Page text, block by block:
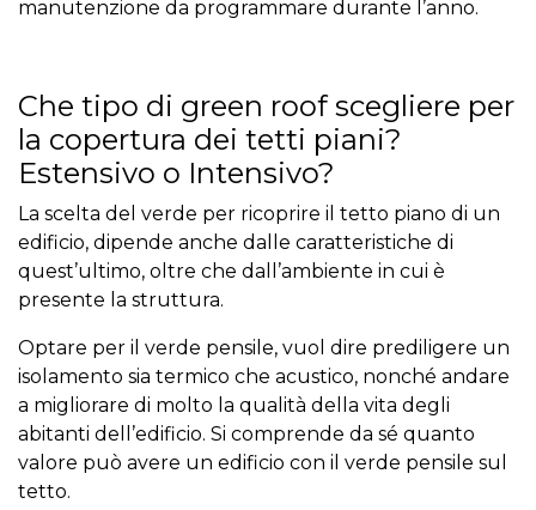
manutenzione da programmare durante l’anno.
Che tipo di green roof scegliere per
la copertura dei tetti piani?
Estensivo o Intensivo?
La scelta del verde per ricoprire il tetto piano di un
edificio, dipende anche dalle caratteristiche di
quest’ultimo, oltre che dall’ambiente in cui è
presente la struttura.
Optare per il verde pensile, vuol dire prediligere un
isolamento sia termico che acustico, nonché andare
a migliorare di molto la qualità della vita degli
abitanti dell’edificio. Si comprende da sé quanto
valore può avere un edificio con il verde pensile sul
tetto.